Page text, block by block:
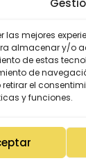
las mejores
almacenar y/o
de estas
de
retirar el
y funciones.